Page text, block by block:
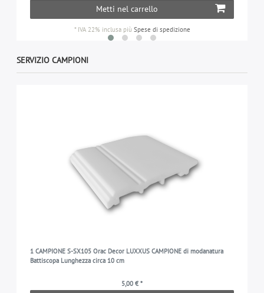
Metti nel carrello
* IVA 22% inclusapiù Spese di spedizione
SERVIZIO CAMPIONI
1 CAMPIONE S-SX105 Orac Decor LUXXUS CAMPIONE di modanatura
Battiscopa Lunghezza circa 10 cm
5,00 € *